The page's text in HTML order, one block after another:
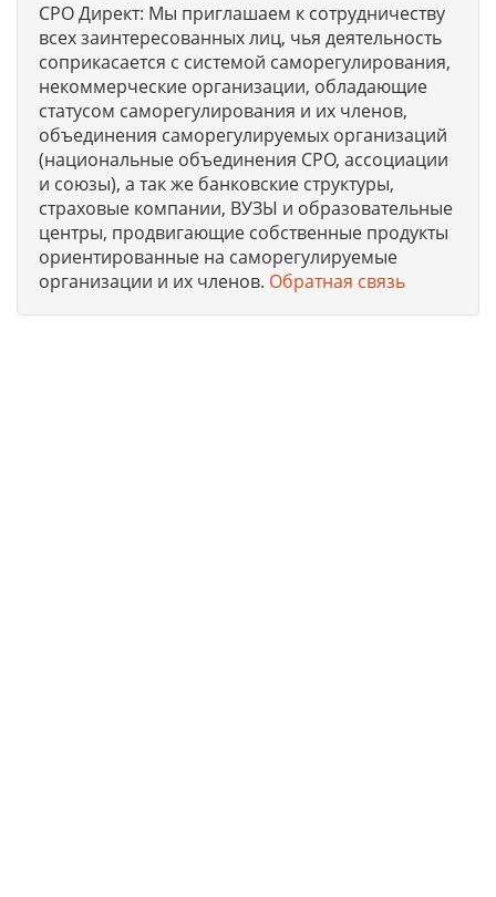
СРО Директ: Мы приглашаем к сотрудничеству
всех заинтересованных лиц, чья деятельность
соприкасается с системой саморегулирования,
некоммерческие организации, обладающие
статусом саморегулирования и их членов,
объединения саморегулируемых организаций
(национальные объединения СРО, ассоциации
и союзы), а так же банковские структуры,
страховые компании, ВУЗЫ и образовательные
центры, продвигающие собственные продукты
ориентированные на саморегулируемые
организации и их членов. Обратная связь